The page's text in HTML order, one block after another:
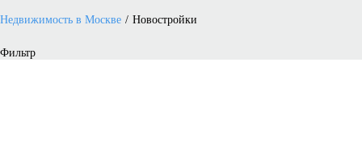
Недвижимость в Москве Новостройки
Фильтр